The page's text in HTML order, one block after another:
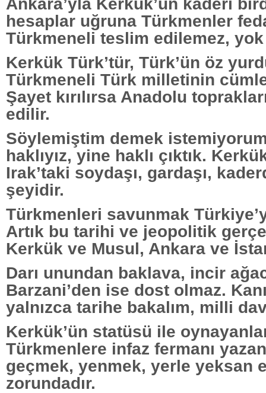
hesaplar uğruna Türkmenler
Türkmeneli teslim edilemez,
Kerkük Türk’tür, Türk’ün öz
Türkmeneli Türk milletinin cümle
Şayet kırılırsa Anadolu
edilir.
Söylemiştim demek
haklıyız, yine haklı çıktık.
Irak’taki soydaşı, gardaşı,
şeyidir.
Türkmenleri savunmak
Artık bu tarihi ve jeopolitik
Kerkük ve Musul, Ankara ve
Darı unundan baklava, incir
Barzani’den ise dost olmaz.
yalnızca tarihe bakalım, milli
Kerkük’ün statüsü ile
Türkmenlere infaz fermanı
geçmek, yenmek, yerle yeksan
zorundadır.